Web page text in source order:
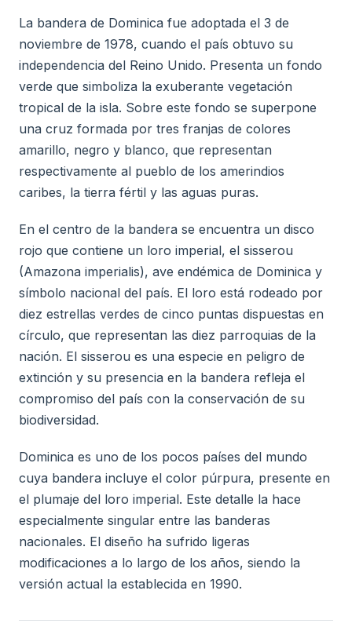
La bandera de Dominica fue adoptada el 3 de
noviembre de 1978, cuando el país obtuvo su
independencia del Reino Unido. Presenta un fondo
verde que simboliza la exuberante vegetación
tropical de la isla. Sobre este fondo se superpone
una cruz formada por tres franjas de colores
amarillo, negro y blanco, que representan
respectivamente al pueblo de los amerindios
caribes, la tierra fértil y las aguas puras.
En el centro de la bandera se encuentra un disco
rojo que contiene un loro imperial, el sisserou
(Amazona imperialis), ave endémica de Dominica y
símbolo nacional del país. El loro está rodeado por
diez estrellas verdes de cinco puntas dispuestas en
círculo, que representan las diez parroquias de la
nación. El sisserou es una especie en peligro de
extinción y su presencia en la bandera refleja el
compromiso del país con la conservación de su
biodiversidad.
Dominica es uno de los pocos países del mundo
cuya bandera incluye el color púrpura, presente en
el plumaje del loro imperial. Este detalle la hace
especialmente singular entre las banderas
nacionales. El diseño ha sufrido ligeras
modificaciones a lo largo de los años, siendo la
versión actual la establecida en 1990.